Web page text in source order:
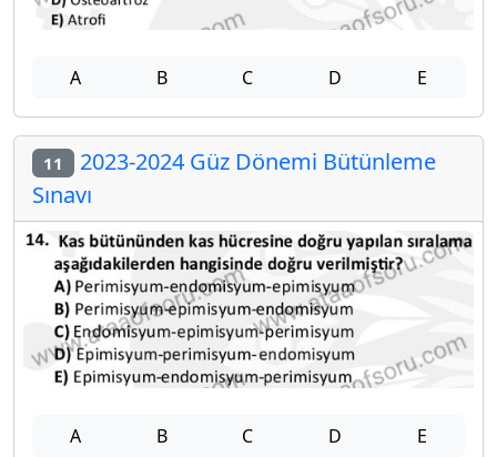
A B C D E
11 2023-2024 Güz Dönemi Bütünleme
Sınavı
A B C D E